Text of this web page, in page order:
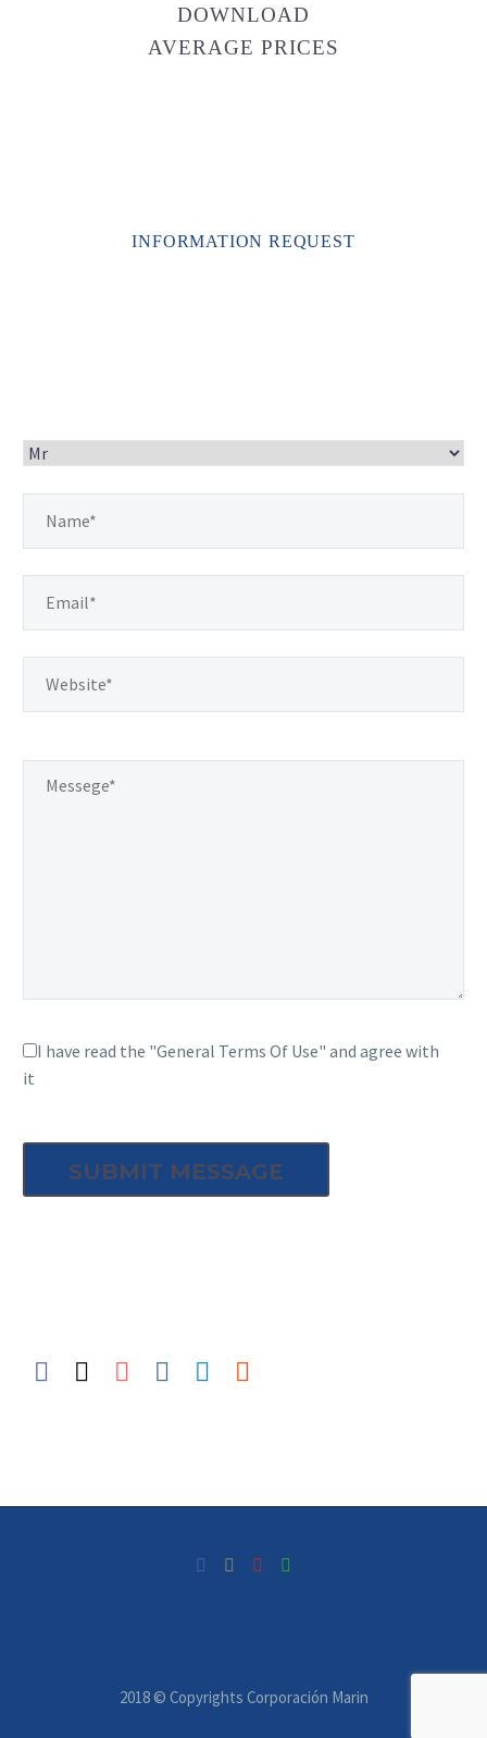
DOWNLOAD
AVERAGE PRICES
INFORMATION REQUEST
I have read the "General Terms Of Use" and agree with
it
2018 © Copyrights Corporación Marin